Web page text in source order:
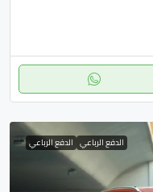
الدفع الرباعي الدفع الرباعي